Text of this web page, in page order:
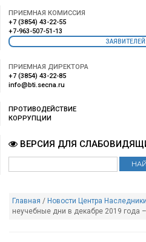
ПРИЕМНАЯ КОМИССИЯ
+7 (3854) 43-22-55
+7-963-507-51-13
ЗАЯВИТЕЛЕЙ:
ПРИЕМНАЯ ДИРЕКТОРА
+7 (3854) 43-22-85
info@bti.secna.ru
ПРОТИВОДЕЙСТВИЕ
КОРРУПЦИИ
ВЕРСИЯ ДЛЯ
Главная / Новости Центра
неучебные дни в декабре 2019 года